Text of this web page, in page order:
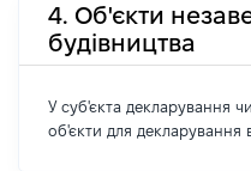
4. Об'єкти
будівництва
У суб'єкта декларування чи
об'єкти для декларування